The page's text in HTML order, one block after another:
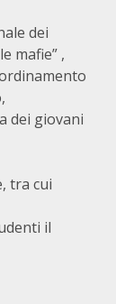
dei
mafie” ,
dei giovani
tra cui
il